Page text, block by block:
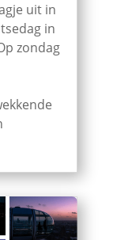
uit in
in
zondag